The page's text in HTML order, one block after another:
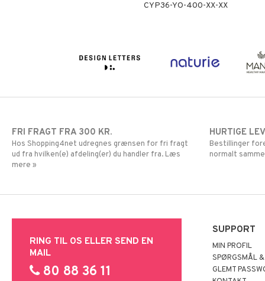
CYP36-YO-400-XX-XX
FRI FRAGT FRA 300 KR.
Hos Shopping4net udregnes grænsen for fri fragt
ud fra hvilken(e) afdeling(er) du handler fra. Læs
mere »
HURTIGE
Bestillinger
normalt
RING TIL OS ELLER SEND EN
MAIL
80 88 36 11
SUPPORT
MIN PROFIL
SPØRGSMÅL &
GLEMT